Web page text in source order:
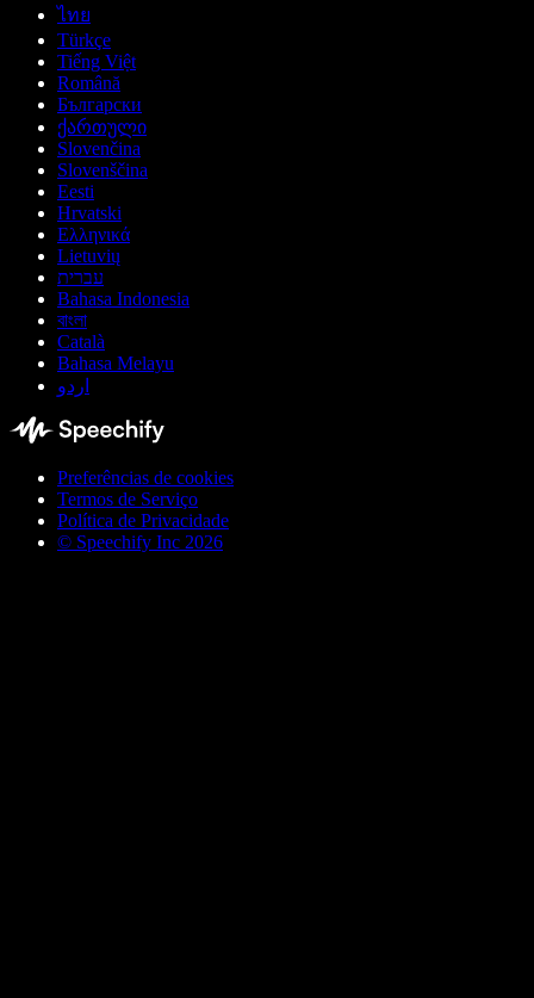
ไทย
Türkçe
Tiếng Việt
Română
Български
ქართული
Slovenčina
Slovenščina
Eesti
Hrvatski
Ελληνικά
Lietuvių
עברית
Bahasa Indonesia
বাংলা
Català
Bahasa Melayu
اردو
Preferências de cookies
Termos de Serviço
Política de Privacidade
© Speechify Inc 2026